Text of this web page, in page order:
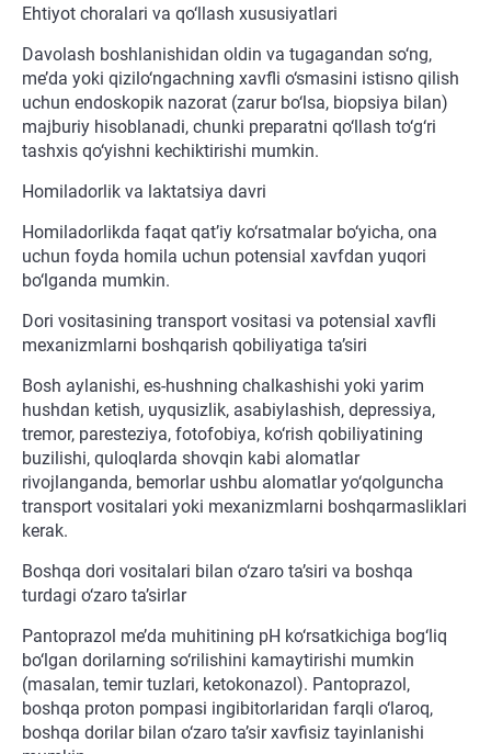
Ehtiyot choralari va qo‘llash xususiyatlari
Davolash boshlanishidan oldin va tugagandan so‘ng,
me’da yoki qizilo‘ngachning xavfli o‘smasini istisno qilish
uchun endoskopik nazorat (zarur bo‘lsa, biopsiya bilan)
majburiy hisoblanadi, chunki preparatni qo‘llash to‘g‘ri
tashxis qo‘yishni kechiktirishi mumkin.
Homiladorlik va laktatsiya davri
Homiladorlikda faqat qat’iy ko‘rsatmalar bo‘yicha, ona
uchun foyda homila uchun potensial xavfdan yuqori
bo‘lganda mumkin.
Dori vositasining transport vositasi va potensial xavfli
mexanizmlarni boshqarish qobiliyatiga ta’siri
Bosh aylanishi, es-hushning chalkashishi yoki yarim
hushdan ketish, uyqusizlik, asabiylashish, depressiya,
tremor, paresteziya, fotofobiya, ko‘rish qobiliyatining
buzilishi, quloqlarda shovqin kabi alomatlar
rivojlanganda, bemorlar ushbu alomatlar yo‘qolguncha
transport vositalari yoki mexanizmlarni boshqarmasliklari
kerak.
Boshqa dori vositalari bilan o‘zaro ta’siri va boshqa
turdagi o‘zaro ta’sirlar
Pantoprazol me’da muhitining pH ko‘rsatkichiga bog‘liq
bo‘lgan dorilarning so‘rilishini kamaytirishi mumkin
(masalan, temir tuzlari, ketokonazol). Pantoprazol,
boshqa proton pompasi ingibitorlaridan farqli o‘laroq,
boshqa dorilar bilan o‘zaro ta’sir xavfisiz tayinlanishi